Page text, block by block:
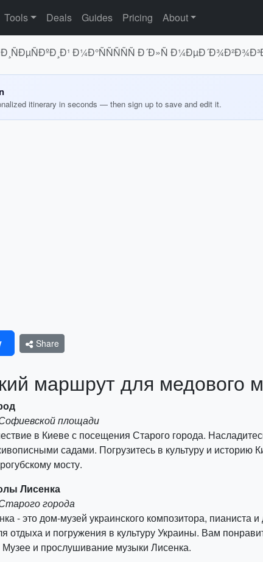
Tools Deals Guides Pricing About
Ð¼Ð°ÑÑÑÑÑ Ð´Ð»Ñ
itinerary in seconds — then sign up to save and edit it.
Share
маршрут для медового
площади
в Киеве с посещения Старого города.
садами. Погрузитесь в культуру и историю
мосту.
Лисенка
города
- это дом-музей украинского композитора,
отдыха и погружения в культуру Украины. Вам
и прослушивание музыки Лисенка.